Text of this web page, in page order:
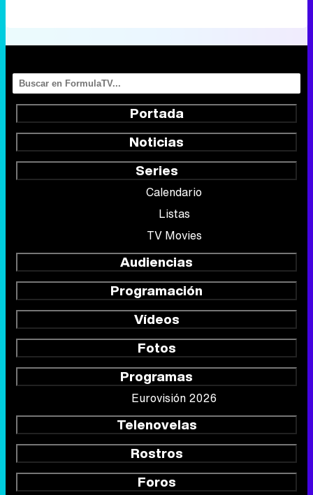
Portada
Noticias
Series
Calendario
Listas
TV Movies
Audiencias
Programación
Vídeos
Fotos
Programas
Eurovisión 2026
Telenovelas
Rostros
Foros